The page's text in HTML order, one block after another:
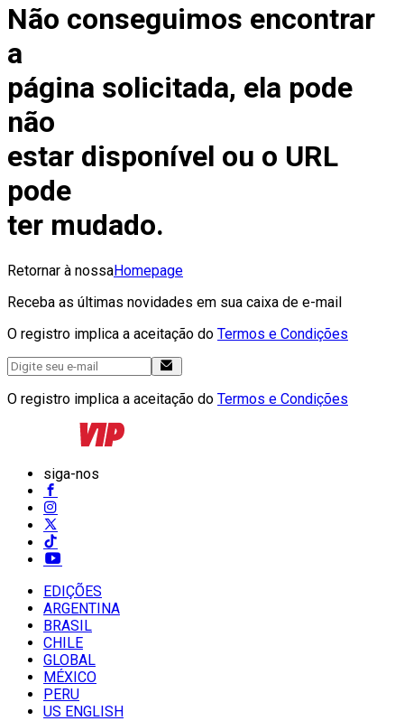
Não conseguimos encontrar
a
página solicitada, ela pode
não
estar disponível ou o URL
pode
ter mudado.
Retornar à nossaHomepage
Receba as últimas novidades em sua caixa de e-mail
O registro implica a aceitação do Termos e Condições
O registro implica a aceitação do Termos e Condições
siga-nos
EDIÇÕES
ARGENTINA
BRASIL
CHILE
GLOBAL
MÉXICO
PERU
US ENGLISH